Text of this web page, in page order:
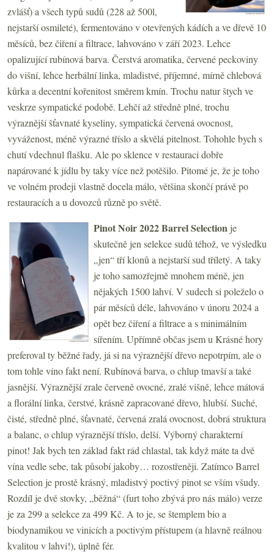
zvlášť) a všech typů sudů (228 až 500l,
nejstarší osmileté), fermentováno v otevřených kádích a ve dřevě 10
měsíců, bez čiření a filtrace, lahvováno v září 2023. Lehce
opalizující rubínová barva. Čerstvá aromatika, červené peckoviny
do višní, lehce herbální linka, mladistvé, příjemné, mírně chlebová
kůrka a decentní kořenitost směrem kmín. Trochu natur štych ve
veskrze sympatické podobě. Lehčí až středně plné, trochu
výraznější šťavnaté kyseliny, sympatická červená ovocnost,
vyváženost, méně výrazné tříslo a skvělá pitelnost. Tohohle bych s
chutí vdechnul flašku. Ale po sklence v restauraci dobře
napárované k jídlu by taky více než potěšilo. Pitomé je, že je toho
ve volném prodeji vlastně docela málo, většina skončí právě po
restauracích a u dovozců různě po světě.
Pinot Noir 2022 Barrel Selection je
skutečně jen selekce sudů téhož, ve výsledku
„jen“ tří klonů a nejstarší sud tříletý. A taky
je toho samozřejmě mnohem méně, jen
nějakých 1500 lahví. V sudech si poleželo o
pár měsíců déle, lahvováno v únoru 2024 a
opět bez čiření a filtrace a s minimálním
sířením. Upřímně občas jsem u Krásné hory
preferoval ty běžné řady, já si na výraznější dřevo nepotrpím, ale o
tom tohle víno fakt není. Rubínová barva, o chlup tmavší a také
jasnější. Výraznější zrale červeně ovocné, zralé višně, lehce mátová
a florální linka, čerstvé, krásně zapracované dřevo, hlubší. Suché,
čisté, středně plné, šťavnaté, červená zralá ovocnost, dobrá struktura
a balanc, o chlup výraznější tříslo, delší. Výborný charakterní
pinot! Jak bych ten základ fakt rád chlastal, tak když máte ta dvě
vína vedle sebe, tak působí jakoby… rozostřeněji. Zatímco Barrel
Selection je prostě krásný, mladistvý poctivý pinot se vším všudy.
Rozdíl je dvě stovky, „běžná“ (furt toho zbývá pro nás málo) verze
je za 299 a selekce za 499 Kč. A to je, se štemplem bio a
biodynamikou ve vinicích a poctivým přístupem (a hlavně reálnou
kvalitou v lahvi!), úplně fér.